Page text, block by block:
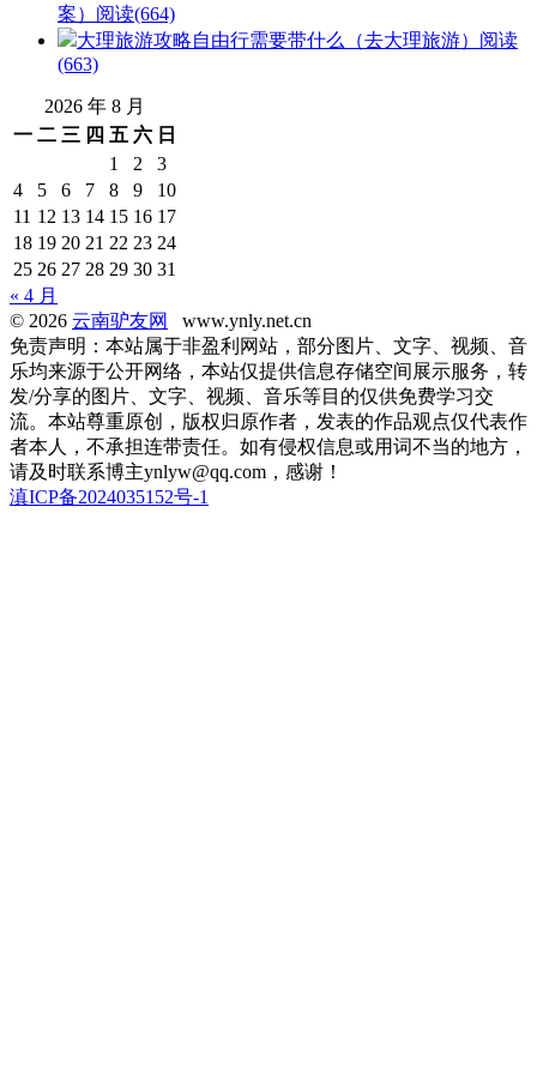
案） 阅读(664)
大理旅游攻略自由行需要带什么（去大理旅游） 阅读
(663)
2026 年 8 月
一 二 三 四 五 六 日
1
2
3
4
5 6 7 8 9
10
11 12 13 14 15 16 17
18 19 20 21 22 23 24
25 26 27 28 29 30 31
« 4 月
© 2026 云南驴友网
www.ynly.net.cn
免责声明：本站属于非盈利网站，部分图片、文字、视频、音
乐均来源于公开网络，本站仅提供信息存储空间展示服务，转
发/分享的图片、文字、视频、音乐等目的仅供免费学习交
流。本站尊重原创，版权归原作者，发表的作品观点仅代表作
者本人，不承担连带责任。如有侵权信息或用词不当的地方，
请及时联系博主ynlyw@qq.com，感谢！
滇ICP备2024035152号-1